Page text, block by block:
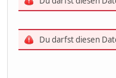
Du darfst diesen